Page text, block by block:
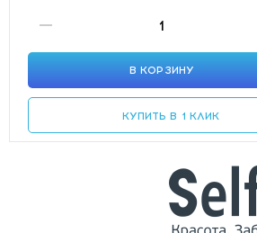
В КОРЗИНУ
КУПИТЬ В 1 КЛИК